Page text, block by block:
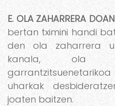
E. OLA ZAHARRERA
bertan tximini handi
den ola zaharrera
kanala, ola
uharkak
joaten baitzen.